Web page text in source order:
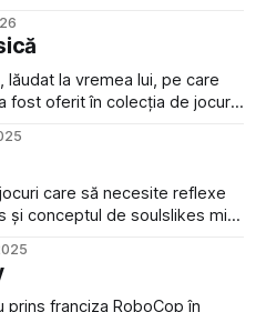
reamintit de acea bucată de
băuturi fierbinți,
lăudat la vremea lui, pe care
fost oferit în colecția de jocuri
deci perfect pentru a fi
care să necesite reflexe
și conceptul de soulslikes mi
departe de ele. Păreau
Apoi
prins franciza RoboCop în